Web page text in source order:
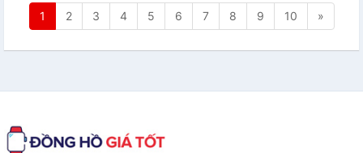
1 2 3 4 5 6 7 8 9 10 »